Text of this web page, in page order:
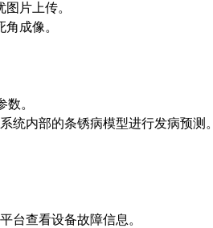
片上传。
成像。
。
统内部的条锈病模型进行发病预测。
台查看设备故障信息。